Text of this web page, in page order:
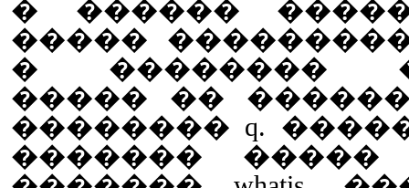
� ������
�����
� ��������
����� ��
�������� q.
�������